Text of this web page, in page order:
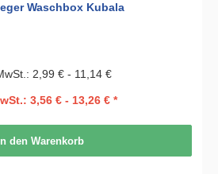
Waschbox Kubala
2,99 € - 11,14 €
3,56 € - 13,26 € *
In den Warenkorb